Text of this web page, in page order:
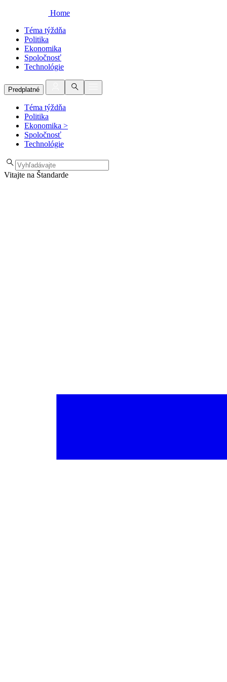
Home
Téma týždňa
Politika
Ekonomika
Spoločnosť
Technológie
Predplatné
Téma týždňa
Politika
Ekonomika >
Spoločnosť
Technológie
Vitajte na Štandarde